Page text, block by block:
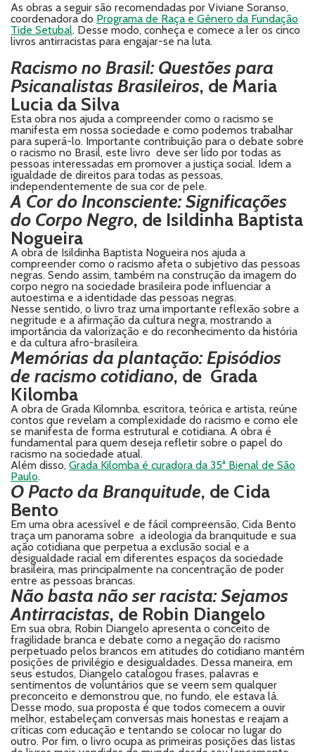
As obras a seguir são recomendadas por Viviane Soranso,
coordenadora do Programa de Raça e Gênero da Fundação
Tide Setubal. Desse modo, conheça e comece a ler os cinco
livros antirracistas para engajar-se na luta.
Racismo no Brasil: Questões para
Psicanalistas Brasileiros, de Maria
Lucia da Silva
Esta obra nos ajuda a compreender como o racismo se
manifesta em nossa sociedade e como podemos trabalhar
para superá-lo. Importante contribuição para o debate sobre
o racismo no Brasil, este livro deve ser lido por todas as
pessoas interessadas em promover a justiça social. Idem a
igualdade de direitos para todas as pessoas,
independentemente de sua cor de pele.
A Cor do Inconsciente: Significações
do Corpo Negro, de Isildinha Baptista
Nogueira
A obra de Isildinha Baptista Nogueira nos ajuda a
compreender como o racismo afeta o subjetivo das pessoas
negras. Sendo assim, também na construção da imagem do
corpo negro na sociedade brasileira pode influenciar a
autoestima e a identidade das pessoas negras.
Nesse sentido, o livro traz uma importante reflexão sobre a
negritude e a afirmação da cultura negra, mostrando a
importância da valorização e do reconhecimento da história
e da cultura afro-brasileira.
Memórias da plantação: Episódios
de racismo cotidiano, de Grada
Kilomba
A obra de Grada Kilomnba, escritora, teórica e artista, reúne
contos que revelam a complexidade do racismo e como ele
se manifesta de forma estrutural e cotidiana. A obra é
fundamental para quem deseja refletir sobre o papel do
racismo na sociedade atual.
Além disso, Grada Kilomba é curadora da 35ª Bienal de São
Paulo.
O Pacto da Branquitude, de Cida
Bento
Em uma obra acessível e de fácil compreensão, Cida Bento
traça um panorama sobre a ideologia da branquitude e sua
ação cotidiana que perpetua a exclusão social e a
desigualdade racial em diferentes espaços da sociedade
brasileira, mas principalmente na concentração de poder
entre as pessoas brancas.
Não basta não ser racista: Sejamos
Antirracistas, de Robin Diangelo
Em sua obra, Robin Diangelo apresenta o conceito de
fragilidade branca e debate como a negação do racismo
perpetuado pelos brancos em atitudes do cotidiano mantém
posições de privilégio e desigualdades. Dessa maneira, em
seus estudos, Diangelo catalogou frases, palavras e
sentimentos de voluntários que se veem sem qualquer
preconceito e demonstrou que, no fundo, ele estava lá.
Desse modo, sua proposta é que todos comecem a ouvir
melhor, estabeleçam conversas mais honestas e reajam a
críticas com educação e tentando se colocar no lugar do
outro. Por fim, o livro ocupa as primeiras posições das listas